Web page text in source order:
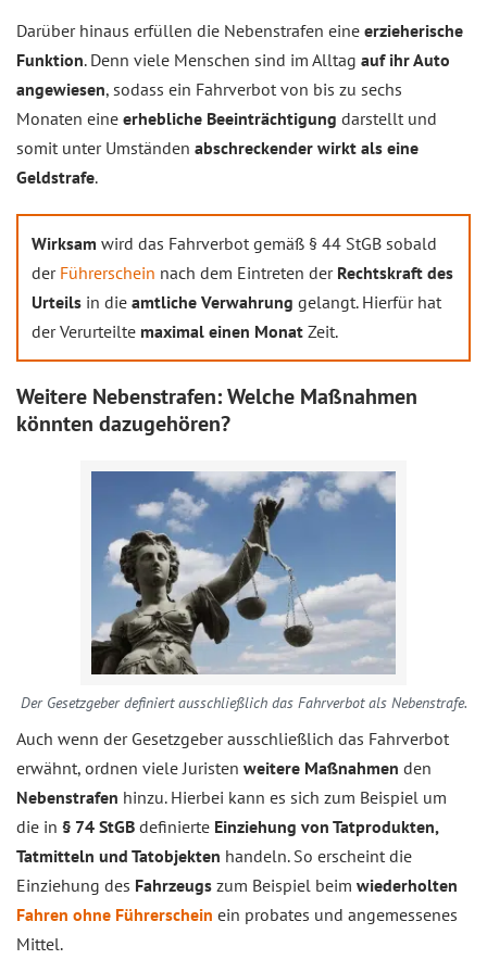
Darüber hinaus erfüllen die Nebenstrafen eine erzieherische
Funktion. Denn viele Menschen sind im Alltag auf ihr Auto
angewiesen, sodass ein Fahrverbot von bis zu sechs
Monaten eine erhebliche Beeinträchtigung darstellt und
somit unter Umständen abschreckender wirkt als eine
Geldstrafe.
Wirksam wird das Fahrverbot gemäß § 44 StGB sobald
der Führerschein nach dem Eintreten der Rechtskraft des
Urteils in die amtliche Verwahrung gelangt. Hierfür hat
der Verurteilte maximal einen Monat Zeit.
Weitere Nebenstrafen: Welche Maßnahmen
könnten dazugehören?
Der Gesetzgeber definiert ausschließlich das Fahrverbot als Nebenstrafe.
Auch wenn der Gesetzgeber ausschließlich das Fahrverbot
erwähnt, ordnen viele Juristen weitere Maßnahmen den
Nebenstrafen hinzu. Hierbei kann es sich zum Beispiel um
die in § 74 StGB definierte Einziehung von Tatprodukten,
Tatmitteln und Tatobjekten handeln. So erscheint die
Einziehung des Fahrzeugs zum Beispiel beim wiederholten
Fahren ohne Führerschein ein probates und angemessenes
Mittel.